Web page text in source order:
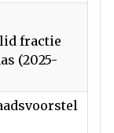
fractie
(2025-